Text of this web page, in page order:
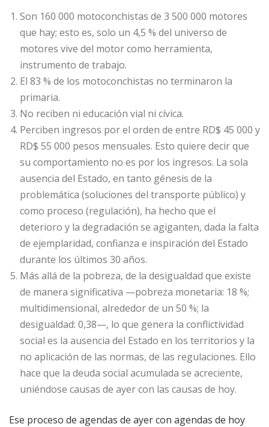
Son 160 000 motoconchistas de 3 500 000 motores
que hay; esto es, solo un 4,5 % del universo de
motores vive del motor como herramienta,
instrumento de trabajo.
El 83 % de los motoconchistas no terminaron la
primaria.
No reciben ni educación vial ni cívica.
Perciben ingresos por el orden de entre RD$ 45 000 y
RD$ 55 000 pesos mensuales. Esto quiere decir que
su comportamiento no es por los ingresos. La sola
ausencia del Estado, en tanto génesis de la
problemática (soluciones del transporte público) y
como proceso (regulación), ha hecho que el
deterioro y la degradación se agiganten, dada la falta
de ejemplaridad, confianza e inspiración del Estado
durante los últimos 30 años.
Más allá de la pobreza, de la desigualdad que existe
de manera significativa —pobreza monetaria: 18 %;
multidimensional, alrededor de un 50 %; la
desigualdad: 0,38—, lo que genera la conflictividad
social es la ausencia del Estado en los territorios y la
no aplicación de las normas, de las regulaciones. Ello
hace que la deuda social acumulada se acreciente,
uniéndose causas de ayer con las causas de hoy.
Ese proceso de agendas de ayer con agendas de hoy